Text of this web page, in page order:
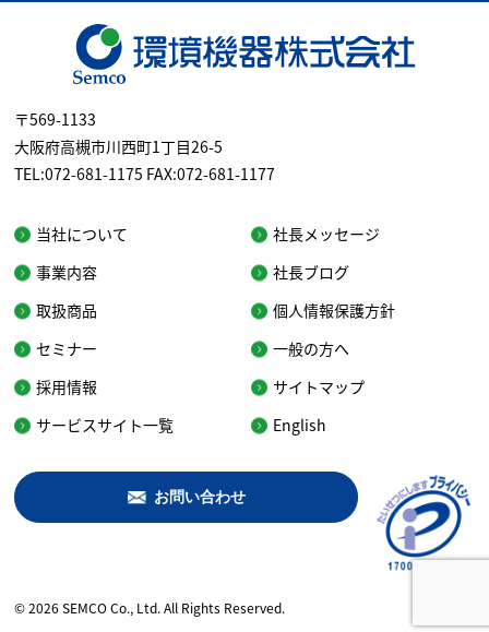
〒569-1133
大阪府高槻市川西町1丁目26-5
TEL:072-681-1175 FAX:072-681-1177
当社について
事業内容
取扱商品
セミナー
採用情報
サービスサイト一覧
社長メッセージ
社長ブログ
個人情報保護方針
一般の方へ
サイトマップ
English
お問い合わせ
© 2026 SEMCO Co., Ltd. All Rights Reserved.